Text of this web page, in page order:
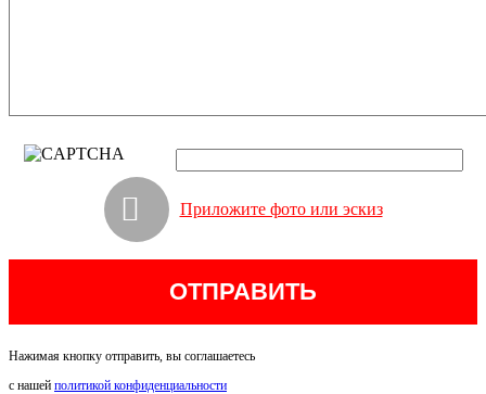
Приложите фото или эскиз
Нажимая кнопку отправить, вы соглашаетесь
с нашей политикой конфиденциальности